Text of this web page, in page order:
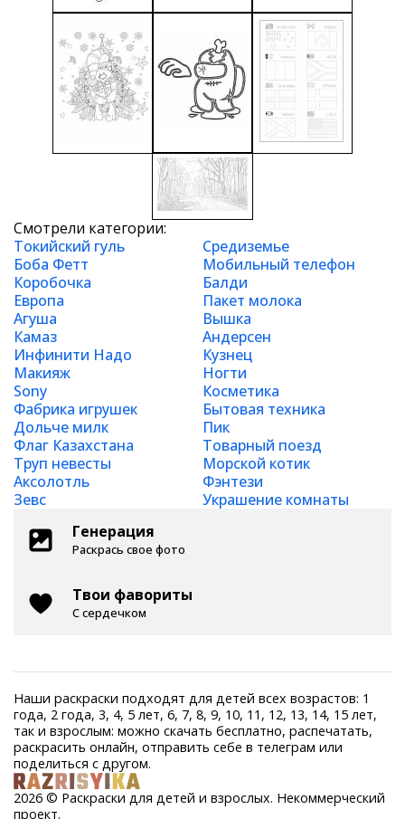
Смотрели категории:
Токийский гуль
Средиземье
Боба Фетт
Мобильный телефон
Коробочка
Балди
Европа
Пакет молока
Агуша
Вышка
Камаз
Андерсен
Инфинити Надо
Кузнец
Макияж
Ногти
Sony
Косметика
Фабрика игрушек
Бытовая техника
Дольче милк
Пик
Флаг Казахстана
Товарный поезд
Труп невесты
Морской котик
Аксолотль
Фэнтези
Зевс
Украшение комнаты
Генерация
Раскрась свое фото
Твои фавориты
С сердечком
Наши раскраски подходят для детей всех возрастов: 1
года, 2 года, 3, 4, 5 лет, 6, 7, 8, 9, 10, 11, 12, 13, 14, 15 лет,
так и взрослым: можно скачать бесплатно, распечатать,
раскрасить онлайн, отправить себе в телеграм или
поделиться с другом.
2026 © Раскраски для детей и взрослых. Некоммерческий
проект.